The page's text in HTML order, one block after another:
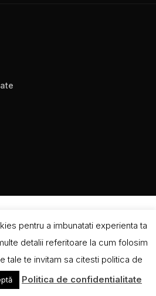
pentru a imbunatati experienta ta
detalii referitoare la cum folosim
tale te invitam sa citesti politica de
Politica de confidentialitate